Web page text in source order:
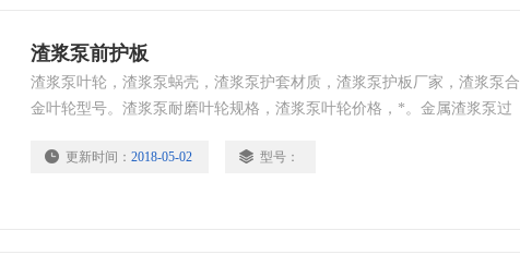
渣浆泵前护板
渣浆泵叶轮，渣浆泵蜗壳，渣浆泵护套材质，渣浆泵护板厂家，渣浆泵合
金叶轮型号。渣浆泵耐磨叶轮规格，渣浆泵叶轮价格，*。金属渣浆泵过
性，抗腐蚀性，抗冲击性能，延长了渣浆泵过流件的使用寿命 。用于较大
更新时间： 2018-05-02 型号：